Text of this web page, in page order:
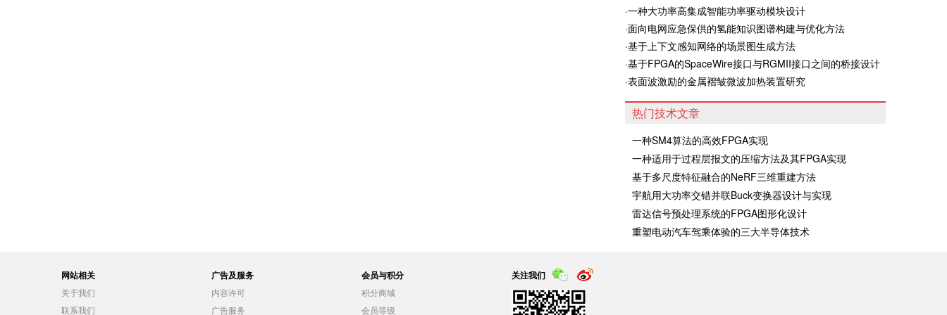
·一种大功率高集成智能功率驱动模块设计
·面向电网应急保供的氢能知识图谱构建与优化方法
·基于上下文感知网络的场景图生成方法
·基于FPGA的SpaceWire接口与RGMII接口之间的桥接设计
·表面波激励的金属褶皱微波加热装置研究
热门技术文章
一种SM4算法的高效FPGA实现
一种适用于过程层报文的压缩方法及其FPGA实现
基于多尺度特征融合的NeRF三维重建方法
宇航用大功率交错并联Buck变换器设计与实现
雷达信号预处理系统的FPGA图形化设计
重塑电动汽车驾乘体验的三大半导体技术
网站相关
关于我们
联系我们
广告及服务
内容许可
广告服务
会员与积分
积分商城
会员等级
关注我们